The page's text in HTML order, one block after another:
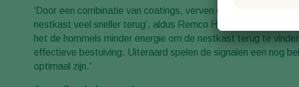
‘Door een combinatie van coatings, verven en veranderingen
nestkast veel sneller terug’, aldus Remco Huvermann,
het de hommels minder energie om de nestkast terug te
effectieve bestuiving. Uiteraard spelen de signalen een nog
optimaal zijn.'